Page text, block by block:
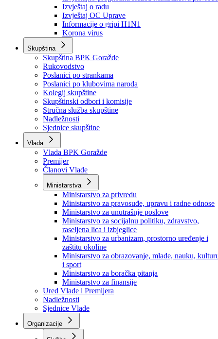
Obavještenja i izvještaji
Obavještenja Vlade
Izvještajno prognozna služba Ministarstva privrede
Izvještaj o radu
Izvještaj OC Uprave
Informacije o gripi H1N1
Korona virus
Skupština
Skupština BPK Goražde
Rukovodstvo
Poslanici po strankama
Poslanici po klubovima naroda
Kolegij skupštine
Skupštinski odbori i komisije
Stručna služba skupštine
Nadležnosti
Sjednice skupštine
Vlada
Vlada BPK Goražde
Premijer
Članovi Vlade
Ministarstva
Ministarstvo za privredu
Ministarstvo za pravosuđe, upravu i radne odnose
Ministarstvo za unutrašnje poslove
Ministarstvo za socijalnu politiku, zdravstvo,
raseljena lica i izbjeglice
Ministarstvo za urbanizam, prostorno uređenje i
zaštitu okoline
Ministarstvo za obrazovanje, mlade, nauku,
i sport
Ministarstvo za boračka pitanja
Ministarstvo za finansije
Ured Vlade i Premijera
Nadležnosti
Sjednice Vlade